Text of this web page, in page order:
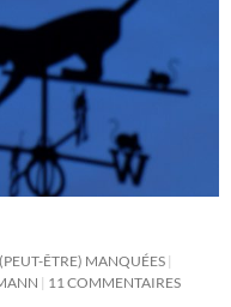
ÊTRE) MANQUÉES
11 COMMENTAIRES